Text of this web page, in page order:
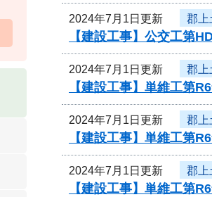
2024年7月1日更新 郡上
【建設工事】公交工第
2024年7月1日更新 郡上
【建設工事】単維工第
2024年7月1日更新 郡上
【建設工事】単維工第
2024年7月1日更新 郡上
【建設工事】単維工第